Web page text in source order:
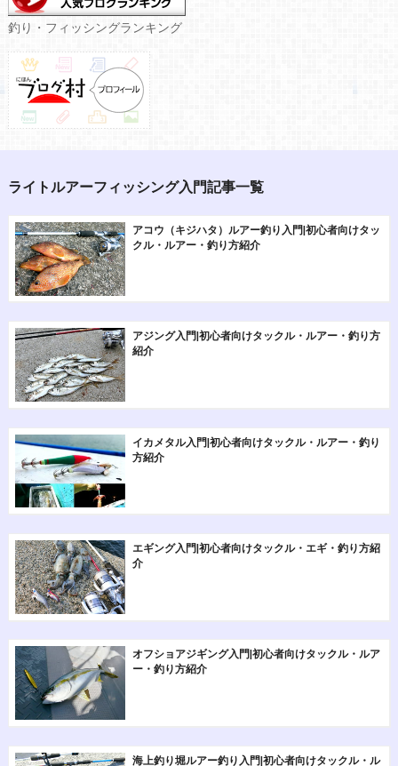
釣り・フィッシングランキング
ライトルアーフィッシング入門記事一覧
アコウ（キジハタ）ルアー釣り入門|初心者向けタッ
クル・ルアー・釣り方紹介
アジング入門|初心者向けタックル・ルアー・釣り方
紹介
イカメタル入門|初心者向けタックル・ルアー・釣り
方紹介
エギング入門|初心者向けタックル・エギ・釣り方紹
介
オフショアジギング入門|初心者向けタックル・ルア
ー・釣り方紹介
海上釣り堀ルアー釣り入門|初心者向けタックル・ル